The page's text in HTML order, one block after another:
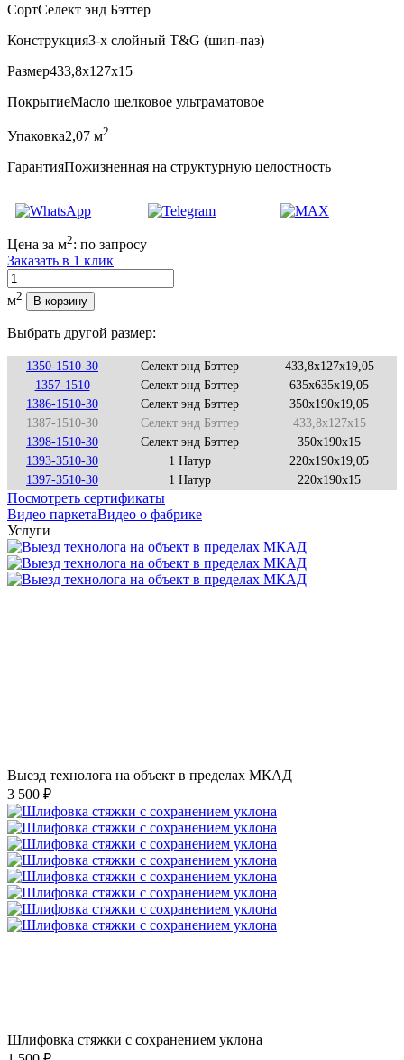
СортСелект энд Бэттер
Конструкция3-х слойный T&G (шип-паз)
Размер433,8x127x15
ПокрытиеМасло шелковое ультраматовое
Упаковка2,07 м2
ГарантияПожизненная на структурную целостность
Цена за м2: по запросу
Заказать в 1 клик
Количество
м2 В корзину
Выбрать другой размер:
1350-1510-30 Селект энд Бэттер
433,8x127x19,05
1357-1510
Селект энд Бэттер
635x635x19,05
1386-1510-30
Селект энд Бэттер
350x190x19,05
1387-1510-30
Селект энд Бэттер
433,8x127x15
1398-1510-30
Селект энд Бэттер
350x190x15
1393-3510-30
1 Натур
220x190x19,05
1397-3510-30
1 Натур 220x190x15
Посмотреть сертификаты
Видео паркетаВидео о фабрике
Услуги
Выезд технолога на объект в пределах МКАД
3 500 ₽
Шлифовка стяжки с сохранением уклона